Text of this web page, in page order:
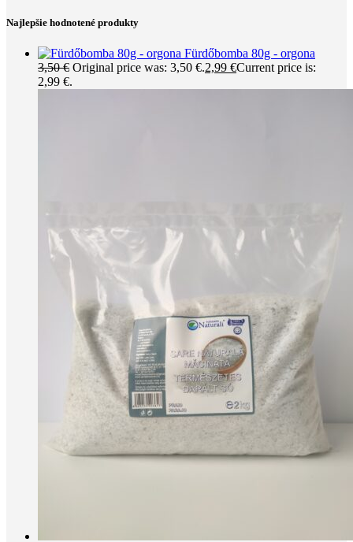
Najlepšie hodnotené produkty
Fürdőbomba 80g - orgona
3,50€ Original price was: 3,50 €.2,99 €Current price is:
2,99 €.